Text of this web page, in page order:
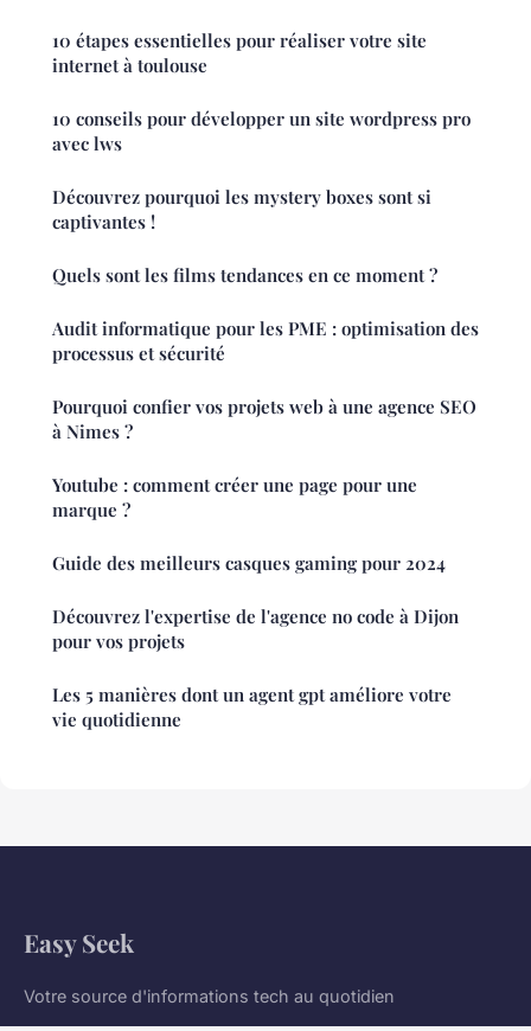
10 étapes essentielles pour réaliser votre site
internet à toulouse
10 conseils pour développer un site wordpress pro
avec lws
Découvrez pourquoi les mystery boxes sont si
captivantes !
Quels sont les films tendances en ce moment ?
Audit informatique pour les PME : optimisation des
processus et sécurité
Pourquoi confier vos projets web à une agence SEO
à Nimes ?
Youtube : comment créer une page pour une
marque ?
Guide des meilleurs casques gaming pour 2024
Découvrez l'expertise de l'agence no code à Dijon
pour vos projets
Les 5 manières dont un agent gpt améliore votre
vie quotidienne
Easy Seek
Votre source d'informations tech au quotidien